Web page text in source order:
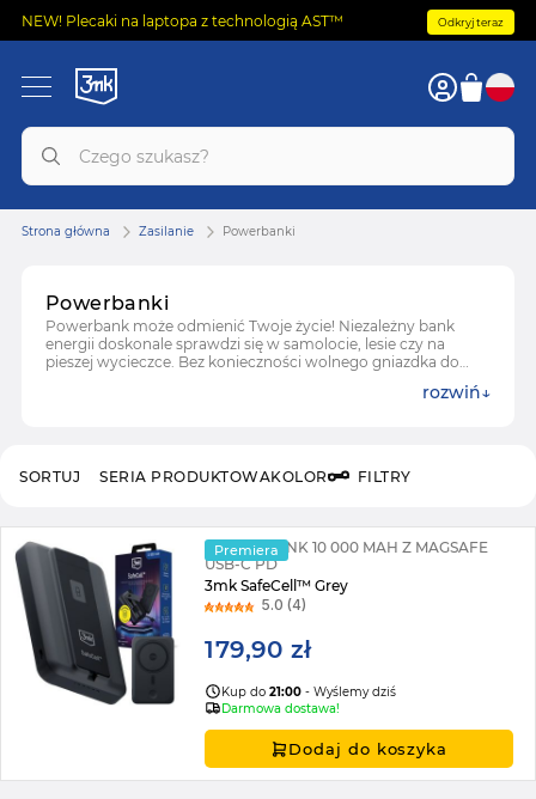
NEW! Plecaki na laptopa z technologią AST™ Odkryj teraz
Powerbanki
Powerbank może odmienić Twoje życie! Niezależny bank
energii doskonale sprawdzi się w samolocie, lesie czy na
pieszej wycieczce. Bez konieczności wolnego gniazdka do
rozwiń
Strona główna Zasilanie Powerbanki
SERIA PRODUKTOWAKOLOR FILTRY
SORTUJ
Premiera
POWERBANK 10 000 MAH Z MAGSAFE
USB-C PD
3mk SafeCell™ Grey
5.0 (4)
179,90 zł
Kup do21:00 - Wyślemy dziś
Darmowa dostawa!
Dodaj do koszyka